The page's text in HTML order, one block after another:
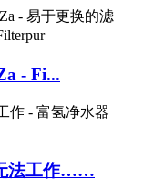
- Fi...
法工作……